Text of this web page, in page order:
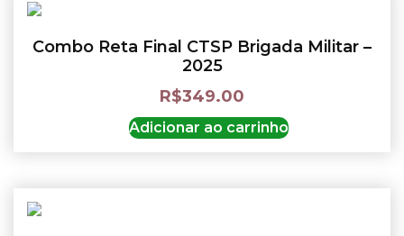
Combo Reta Final CTSP Brigada Militar –
2025
R$349.00
Adicionar ao carrinho